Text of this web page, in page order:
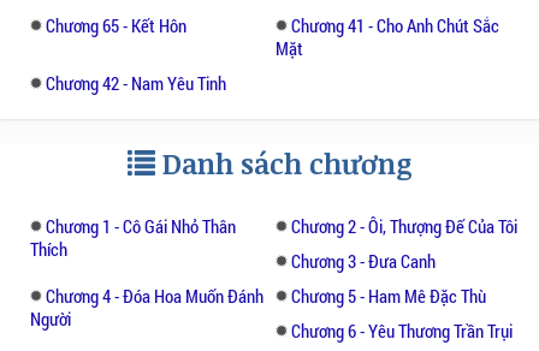
Hai tháng sau—
“Lục Hãn Kiêu, anh hôn đủ chưa?”
Thế giới bớt đi một pho tượng vàng Lục tổng
x tức chết mấy người theo đuôi Lục tổng.
Tình yêu hằng ngày.
Chương 65 - Kết Hôn
Chương 41 - Cho Anh Chút Sắc
Mặt
Chương 42 - Nam Yêu Tinh
Danh sách chương
Chương 1 - Cô Gái Nhỏ Thân
Thích
Chương 2 - Ôi, Thượng Đế Của Tôi
Chương 3 - Đưa Canh
Chương 4 - Đóa Hoa Muốn Đánh
Người
Chương 5 - Ham Mê Đặc Thù
Chương 6 - Yêu Thương Trần Trụi